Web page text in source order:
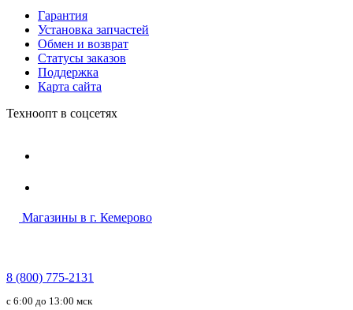
Гарантия
Установка запчастей
Обмен и возврат
Статусы заказов
Поддержка
Карта сайта
Техноопт в соцсетях
Магазины в г. Кемерово
8 (800) 775-2131
c 6:00 до 13:00 мск